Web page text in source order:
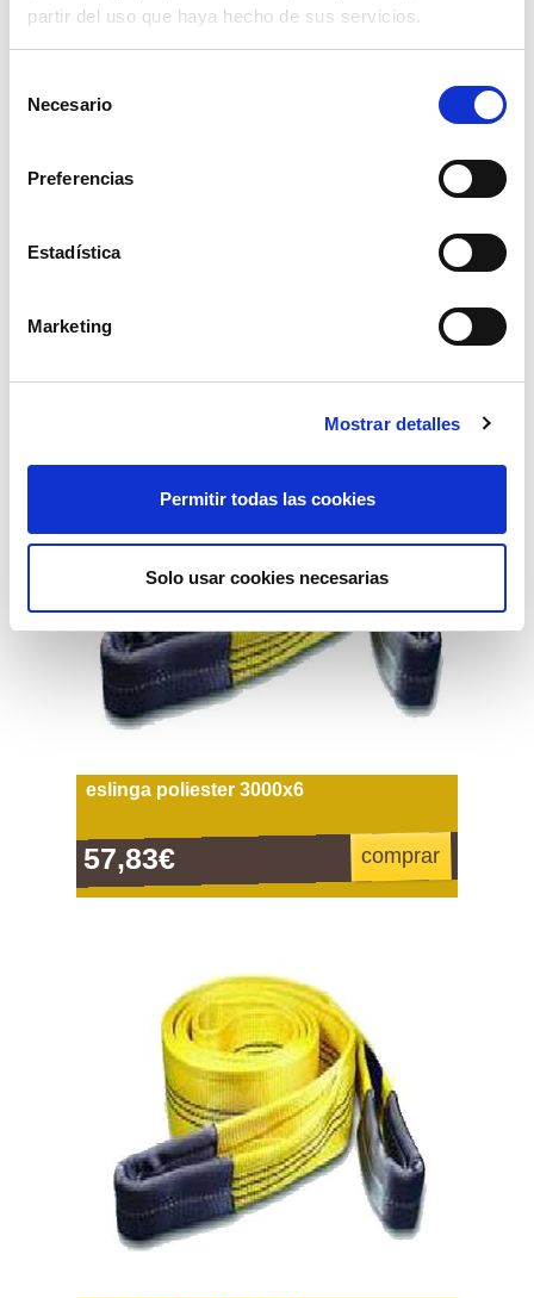
partir del uso que haya hecho de sus servicios.
Necesario
Preferencias
Estadística
Marketing
Mostrar detalles
Permitir todas las cookies
Solo usar cookies necesarias
tensor de cadena 08-10mm
60,48€ comprar
eslinga poliester 3000x6
57,83€ comprar